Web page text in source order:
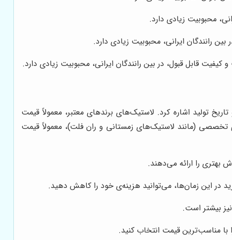
محبوبیت زیادی دارد.
رانندگان ایرانی، محبوبیت زیادی دارد.
قابل قبول، در بین رانندگان ایرانی، محبوبیت زیادی دارد.
تولید اشاره کرد. لاستیک‌های برندهای معتبر، معمولاً قیمت
تخصصی (مانند لاستیک‌های زمستانی و ران فلت)، معمولاً قیمت
بهتری را ارائه می‌دهند.
در این زمان‌ها، می‌توانید هزینه‌ی خود را کاهش دهید.
بیشتر است.
با مناسب‌ترین قیمت انتخاب کنید.